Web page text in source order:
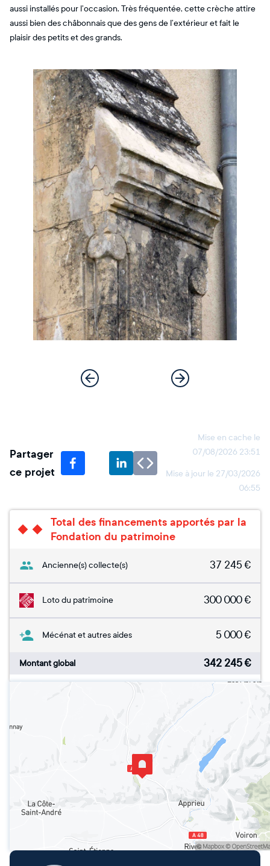
aussi installés pour l’occasion. Très fréquentée, cette crèche attire
aussi bien des châbonnais que des gens de l’extérieur et fait le
plaisir des petits et des grands.
Partager
ce projet
Mise en cache le
07/08/2026 23:51
Mise à jour le 27/03/2026
06:55
Total des financements apportés par la
Fondation du patrimoine
Ancienne(s) collecte(s) 37 245 €
Loto du patrimoine 300 000€
Mécénat et autres aides 5 000€
Montant global 342 245€